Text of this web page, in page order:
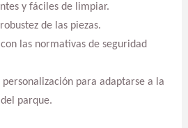
y fáciles de limpiar.
de las piezas.
las normativas de seguridad
personalización para adaptarse a la
parque.